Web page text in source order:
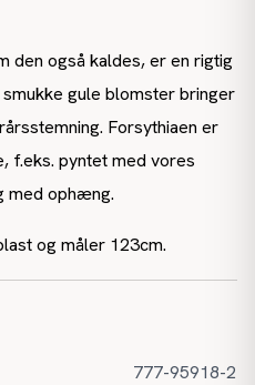
den også kaldes, er en rigtig
gule blomster bringer
Forsythiaen er
f.eks. pyntet med vores
med ophæng.
og måler 123cm.
777-95918-2